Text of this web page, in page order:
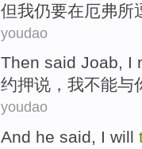
但我仍要在厄弗所
youdao
Then said Joab, I
约押说 ， 我不能与
youdao
And he said, I will